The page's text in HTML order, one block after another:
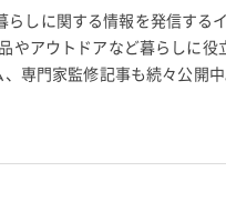
らしに関する情報を発信する
やアウトドアなど暮らしに役
専門家監修記事も続々公開中